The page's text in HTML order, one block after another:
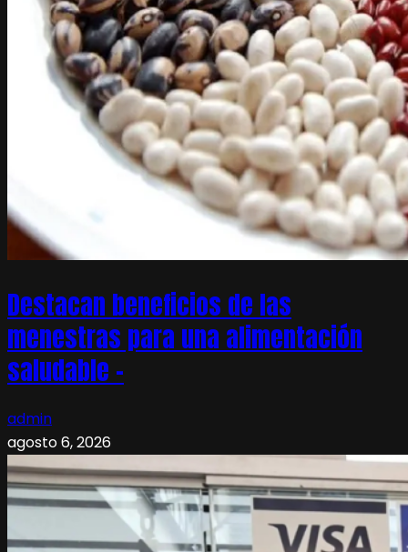
Destacan beneficios de las
menestras para una alimentación
saludable –
admin
agosto 6, 2026